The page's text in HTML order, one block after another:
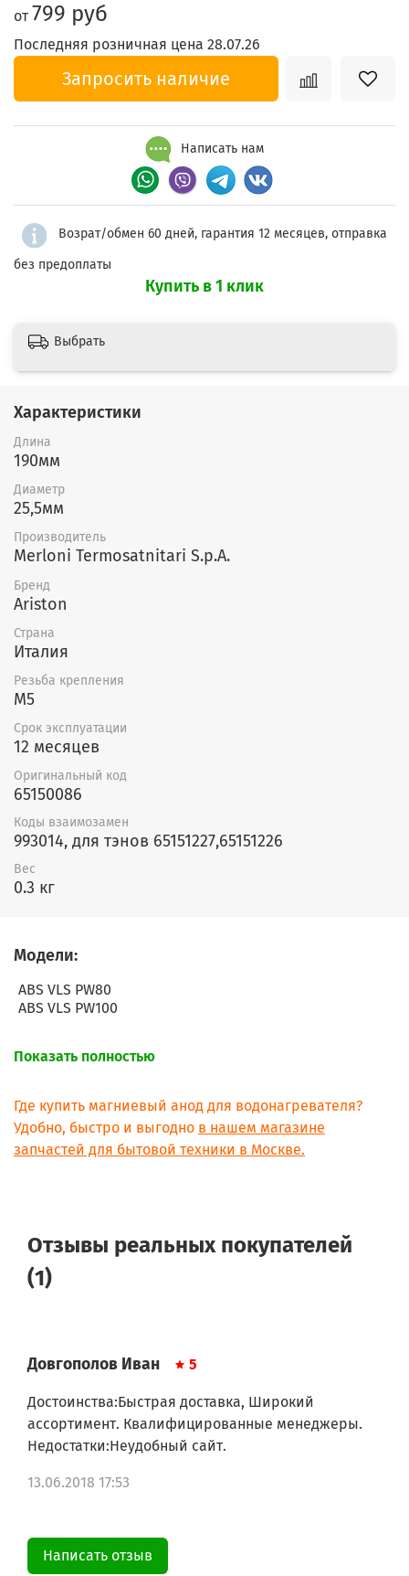
от799 руб
Последняя розничная цена 28.07.26
Запросить наличие
Написать нам
Возрат/обмен 60 дней, гарантия 12 месяцев, отправка
без предоплаты
Купить в 1 клик
Выбрать
Характеристики
Длина
190мм
Диаметр
25,5мм
Производитель
Merloni Termosatnitari S.p.A.
Бренд
Ariston
Страна
Италия
Резьба крепления
M5
Срок эксплуатации
12 месяцев
Оригинальный код
65150086
Коды взаимозамен
993014, для тэнов 65151227,65151226
Вес
0.3 кг
Модели:
ABS VLS PW80
ABS VLS PW100
Показать полностью
Где купить магниевый анод для водонагревателя?
Удобно, быстро и выгодно в нашем магазине
запчастей для бытовой техники в Москве.
Отзывы реальных покупателей
(1)
Довгополов Иван 5
Достоинства:Быстрая доставка, Широкий
ассортимент. Квалифицированные менеджеры.
Недостатки:Неудобный сайт.
13.06.2018 17:53
Написать отзыв